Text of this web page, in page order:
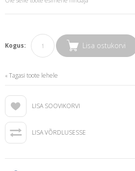
Kogus: Lisa ostukorvi
« Tagasi toote lehele
LISA SOOVIKORVI
LISA VÕRDLUSESSE